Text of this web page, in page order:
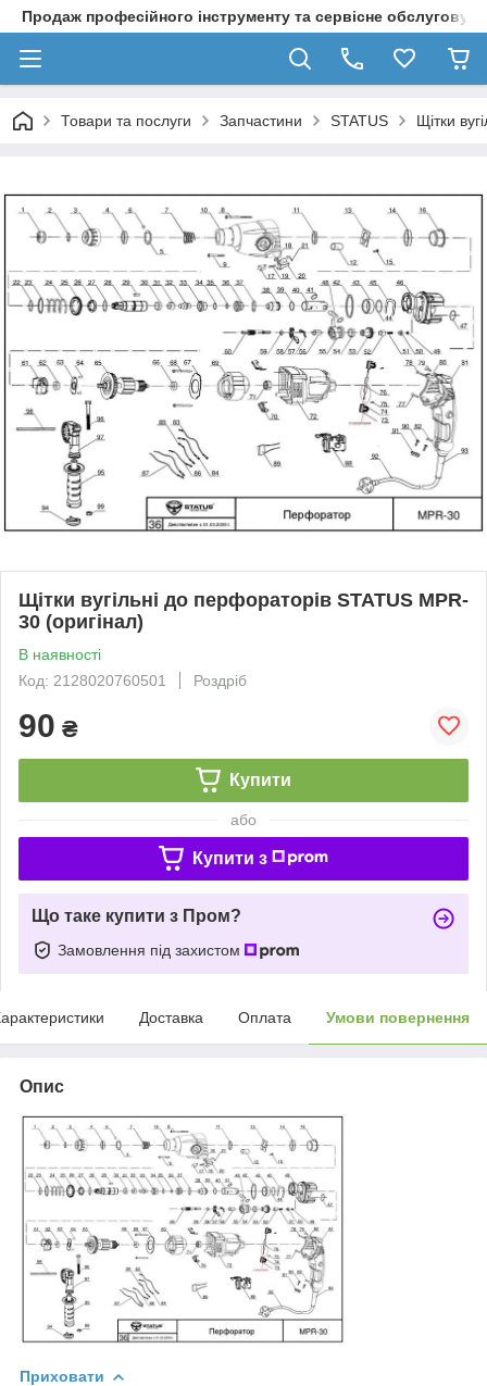
Продаж професійного інструменту та сервісне
Товари та послуги Запчастини STATUS Щітки
Щітки вугільні до перфораторів STATUS MPR-
30 (оригінал)
В наявності
Код: 2128020760501
Роздріб
90 ₴
Купити
або
Купити з
Що таке купити з Пром?
Замовлення під захистом
Доставка Оплата Умови повернення
Опис
Приховати